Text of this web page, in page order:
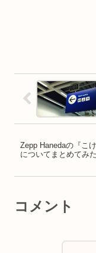
Zepp Hanedaの『こ
についてまとめてみた
コメント